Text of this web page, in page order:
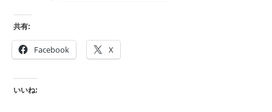
共有:
Facebook X
いいね: